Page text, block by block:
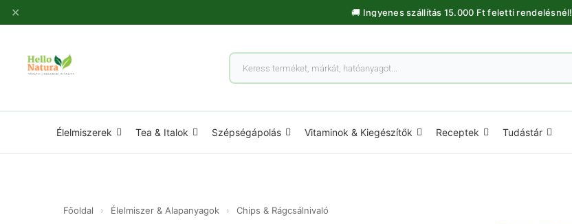
✕ 🚚 Ingyenes szállítás 15.000 Ft feletti rendelésnél!
Products
search
Ugrás
a
Élelmiszerek Tea & Italok Szépségápolás Vitaminok & Kiegészítők Receptek Tudástár
Főoldal › Élelmiszer & Alapanyagok › Chips & Rágcsálnivaló